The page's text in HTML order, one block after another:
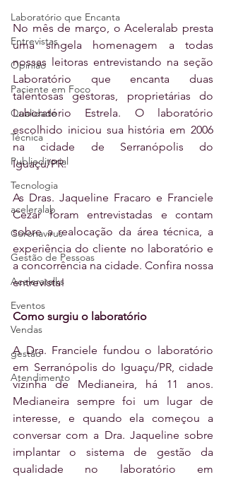
Laboratório que Encanta
Entrevistas
Opinião
Paciente em Foco
Qualidade
Técnica
Publieditorial
Tecnologia
aceleralab
Coronavírus
Gestão de Pessoas
Aceleratalks
Eventos
Vendas
gestão
Atendimento
No mês de março, o Aceleralab presta
uma singela homenagem a todas
nossas leitoras entrevistando na seção
Laboratório que encanta duas
talentosas gestoras, proprietárias do
Laboratório Estrela. O laboratório
escolhido iniciou sua história em 2006
na cidade de Serranópolis do
Iguaçu/PR.
As Dras. Jaqueline Fracaro e Franciele
Cezar foram entrevistadas e contam
sobre a realocação da área técnica, a
experiência do cliente no laboratório e
a concorrência na cidade. Confira nossa
entrevista!
Como surgiu o laboratório
A Dra. Franciele fundou o laboratório
em Serranópolis do Iguaçu/PR, cidade
vizinha de Medianeira, há 11 anos.
Medianeira sempre foi um lugar de
interesse, e quando ela começou a
conversar com a Dra. Jaqueline sobre
implantar o sistema de gestão da
qualidade no laboratório em